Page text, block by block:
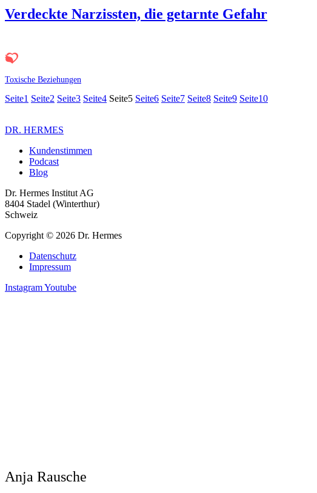
Verdeckte Narzissten, die getarnte Gefahr
Toxische Beziehungen
Seite1 Seite2 Seite3 Seite4 Seite5 Seite6 Seite7 Seite8 Seite9 Seite10
DR. HERMES
Kundenstimmen
Podcast
Blog
Dr. Hermes Institut AG
8404 Stadel (Winterthur)
Schweiz
Copyright © 2026 Dr. Hermes
Datenschutz
Impressum
InstagramYoutube
Anja Rausche